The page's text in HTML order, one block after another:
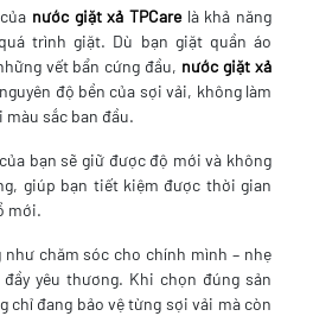
nước giặt xả TPCarelà khả năng
trình giặt. Dù bạn giặt quần áo
vết bẩn cứng đầu, nước giặt xả
độ bền của sợi vải, không làm
màu sắc ban đầu.
bạn sẽ giữ được độ mới và không
giúp bạn tiết kiệm được thời gian
mới.
như chăm sóc cho chính mình – nhẹ
yêu thương. Khi chọn đúng sản
chỉ đang bảo vệ từng sợi vải mà còn